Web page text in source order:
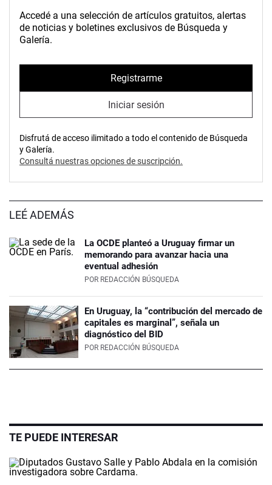
Accedé a una selección de artículos gratuitos, alertas
de noticias y boletines exclusivos de Búsqueda y
Galería.
Registrarme
Iniciar sesión
Disfrutá de acceso ilimitado a todo el contenido de Búsqueda
y Galería.
Consultá nuestras opciones de suscripción.
LEÉ ADEMÁS
La OCDE planteó a Uruguay firmar un
memorando para avanzar hacia una
eventual adhesión
POR REDACCIÓN BÚSQUEDA
En Uruguay, la “contribución del mercado de
capitales es marginal”, señala un
diagnóstico del BID
POR REDACCIÓN BÚSQUEDA
TE PUEDE INTERESAR